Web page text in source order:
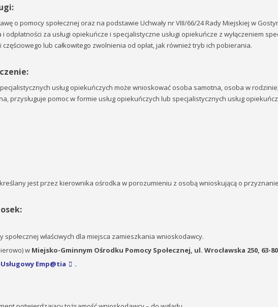
o pomocy społecznej oraz na podstawie Uchwały nr VIII/66/24 Rady Miejskiej w
odpłatności za usługi opiekuńcze i specjalistyczne usługi opiekuńcze z wyłączeniem
lub całkowitego zwolnienia od opłat, jak również tryb ich pobierania.
usług opiekuńczych może wnioskować osoba samotna, osoba w
przysługuje pomoc w formie usług opiekuńczych lub specjalistycznych usług
jest przez kierownika ośrodka w porozumieniu z osobą wnioskującą o przyznanie
społecznej właściwych dla miejsca zamieszkania wnioskodawcy.
w Miejsko-Gminnym Ośrodku Pomocy Społecznej, ul. Wrocławska 250,
Emp@tia .